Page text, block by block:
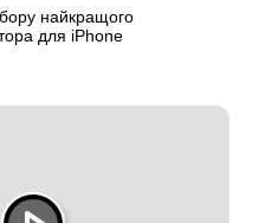
найкращого
для iPhone